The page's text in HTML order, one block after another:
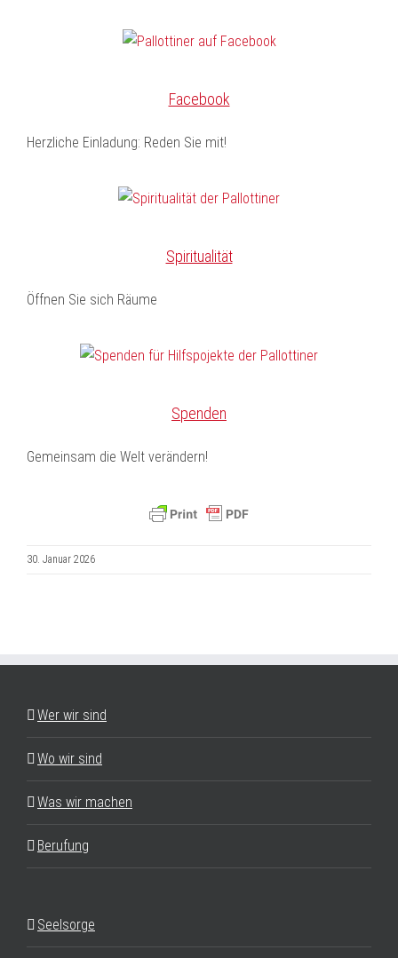
Facebook
Herzliche Einladung: Reden Sie mit!
Spiritualität
Öffnen Sie sich Räume
Spenden
Gemeinsam die Welt verändern!
30. Januar 2026
Wer wir sind
Wo wir sind
Was wir machen
Berufung
Seelsorge